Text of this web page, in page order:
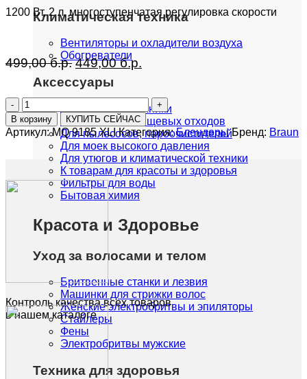
Климатическая техника
Вентиляторы и охладители воздуха
Обогреватели
Аксессуары
Для кухонной техники
Измельчители пищевых отходов
Для пылесосов, пароочистителей
Для моек высокого давления
Для утюгов и климатической техники
К товарам для красоты и здоровья
Фильтры для воды
Бытовая химия
Красота и Здоровье
Уход за волосами и телом
Бритвенные станки и лезвия
Машинки для стрижки волос
Женские электробритвы и эпиляторы
Стайлеры
Фены
Электробритвы мужские
Техника для здоровья
1200 Вт, 2 л, многоступенчатая регулировка скорости
499,00б.р.Первоначальная
цена
составляла
499,00 б.р..
449,00б.р.
Количество
товара
Погружной
блендер
Braun
В корзину КУПИТЬ СЕЙЧАС
Артикул:MQ 9185 XLI Категория:Блендеры Бренд: Braun
Контроль качества всех товаров
в нашем каталоге